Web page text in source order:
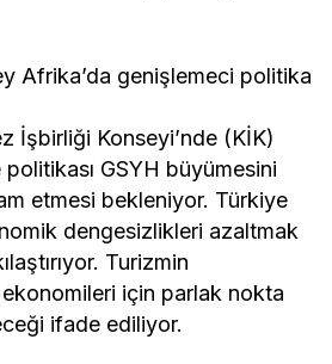
Afrika’da genişlemeci politika
İşbirliği Konseyi’nde (KİK)
GSYH büyümesini
etmesi bekleniyor. Türkiye
dengesizlikleri azaltmak
Turizmin
için parlak nokta
ifade ediliyor.